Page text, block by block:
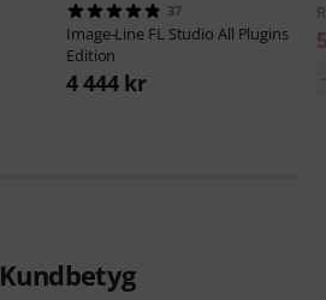
37
Image-Line FL Studio All Plugins
Edition
4 444 kr
Kundbetyg